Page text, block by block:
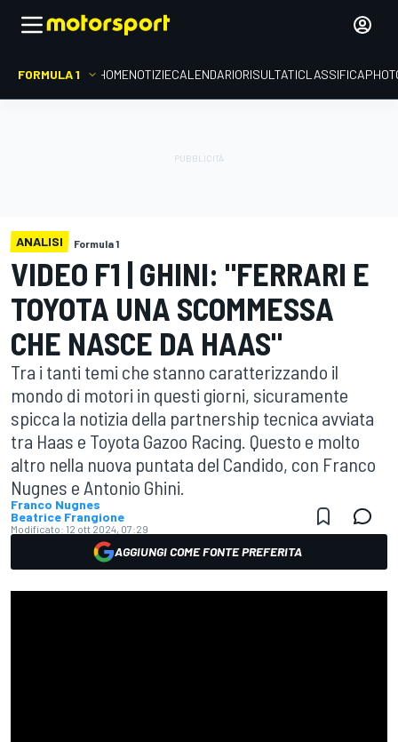
FORMULA 1 HOMENOTIZIECALENDARIORISULTATICLASSIFICA
ANALISI Formula 1
VIDEO F1 | GHINI: "FERRARI E
TOYOTA UNA SCOMMESSA
CHE NASCE DA HAAS"
Tra i tanti temi che stanno caratterizzando il
mondo di motori in questi giorni, sicuramente
spicca la notizia della partnership tecnica avviata
tra Haas e Toyota Gazoo Racing. Questo e molto
altro nella nuova puntata del Candido, con Franco
Nugnes e Antonio Ghini.
Franco Nugnes
Beatrice Frangione
Modificato: 12 ott 2024, 07:29
AGGIUNGI COME FONTE PREFERITA